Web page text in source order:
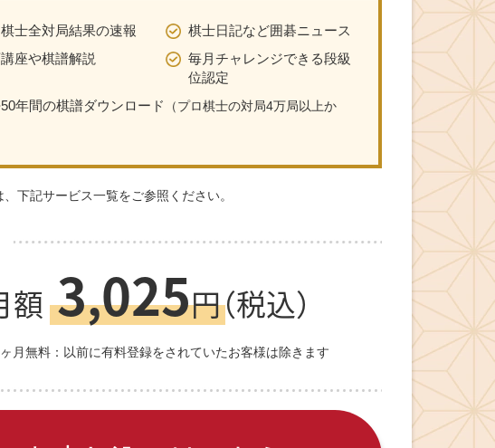
士全対局結果の速報
棋士日記など囲碁ニュース
座や棋譜解説
毎月チャレンジできる段級
位認定
年間の棋譜ダウンロード
（プロ棋士の対局4万局以上か
下記サービス一覧をご参照ください。
額 3,025円
（税込）
月無料：以前に有料登録をされていたお客様は除きます